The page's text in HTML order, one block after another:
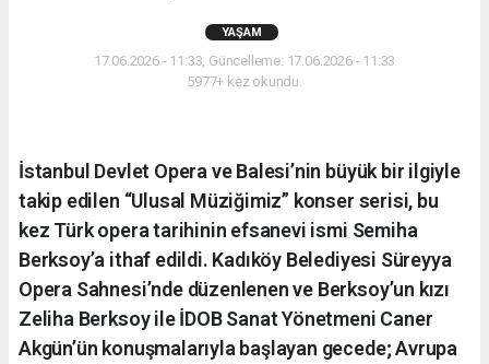
YAŞAM
17.06.2026 - 11:33, Güncelleme: 17.06.2026 - 11:33
5977+ kez okundu.
İstanbul Devlet Opera ve Balesi’nin büyük bir ilgiyle
takip edilen “Ulusal Müziğimiz” konser serisi, bu
kez Türk opera tarihinin efsanevi ismi Semiha
Berksoy’a ithaf edildi. Kadıköy Belediyesi Süreyya
Opera Sahnesi’nde düzenlenen ve Berksoy’un kızı
Zeliha Berksoy ile İDOB Sanat Yönetmeni Caner
Akgün’ün konuşmalarıyla başlayan gecede; Avrupa